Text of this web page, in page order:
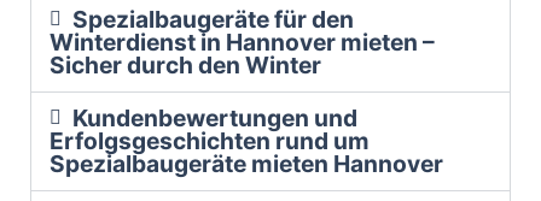
Spezialbaugeräte für den
Winterdienst in Hannover mieten –
Sicher durch den Winter
Kundenbewertungen und
Erfolgsgeschichten rund um
Spezialbaugeräte mieten Hannover